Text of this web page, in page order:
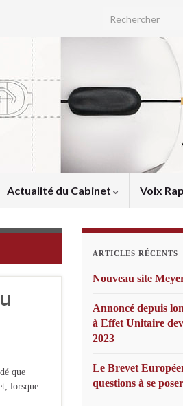
Search for:
Actualité du Cabinet Voix
que
lorsque
ARTICLES RÉCENTS
Nouveau site
Annoncé depuis
à Effet Unitaire
2023
Le Brevet
questions à se